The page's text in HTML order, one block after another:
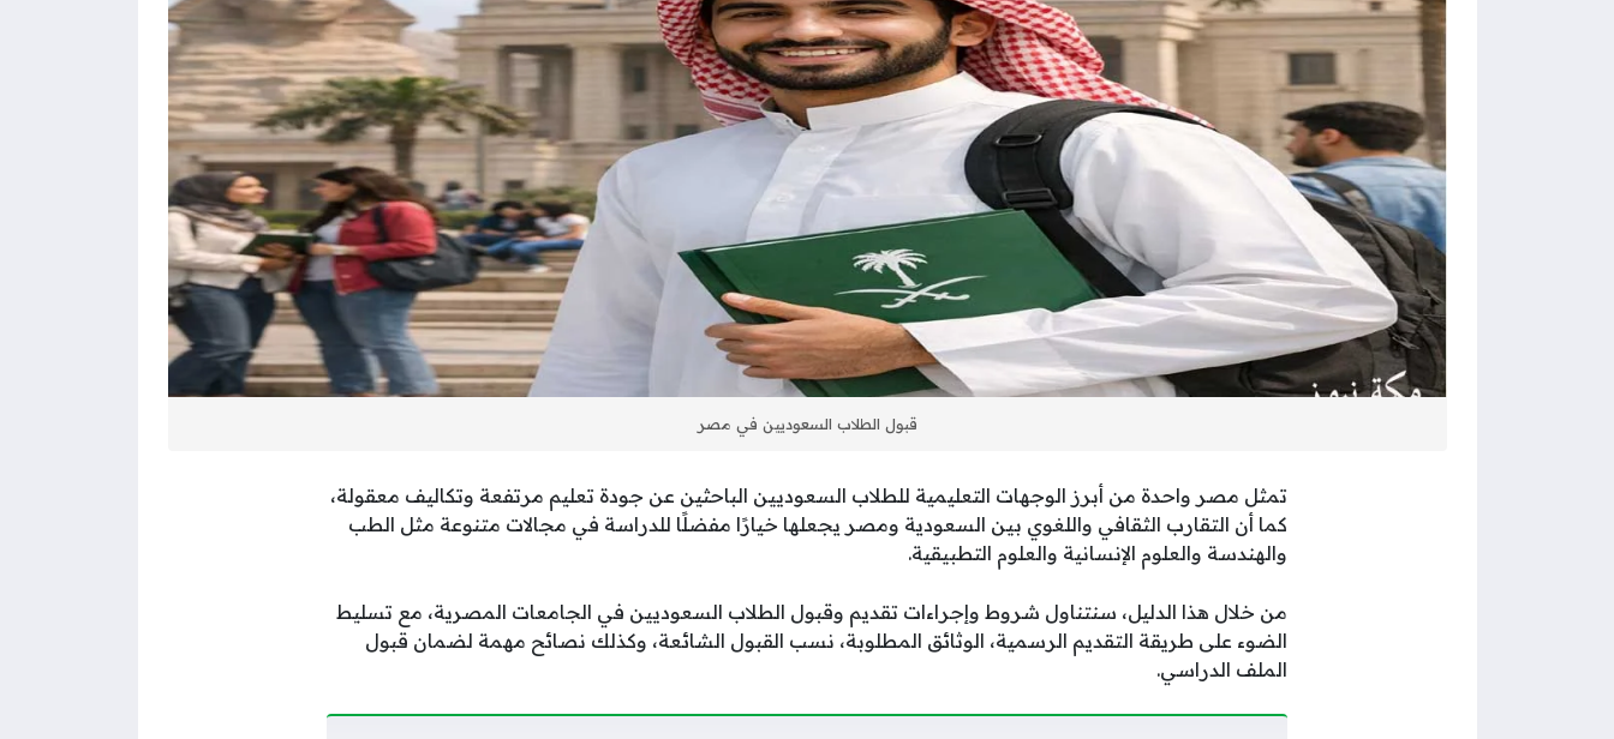
قبول الطلاب السعوديين في مصر
تمثل مصر واحدة من أبرز الوجهات التعليمية للطلاب السعوديين الباحثين عن جودة تعليم مرتفعة وتكاليف معقولة،
كما أن التقارب الثقافي واللغوي بين السعودية ومصر يجعلها خيارًا مفضلًا للدراسة في مجالات متنوعة مثل الطب
والهندسة والعلوم الإنسانية والعلوم التطبيقية.
من خلال هذا الدليل، سنتناول شروط وإجراءات تقديم وقبول الطلاب السعوديين في الجامعات المصرية، مع تسليط
الضوء على طريقة التقديم الرسمية، الوثائق المطلوبة، نسب القبول الشائعة، وكذلك نصائح مهمة لضمان قبول
الملف الدراسي.